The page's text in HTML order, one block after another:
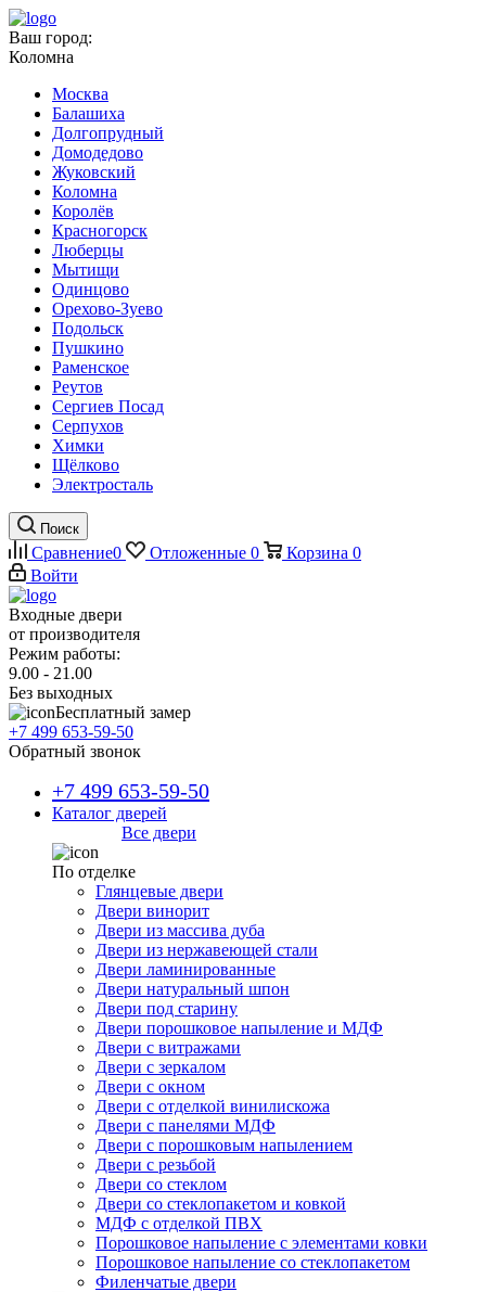
Ваш город:
Коломна
Москва
Балашиха
Долгопрудный
Домодедово
Жуковский
Коломна
Королёв
Красногорск
Люберцы
Мытищи
Одинцово
Орехово-Зуево
Подольск
Пушкино
Раменское
Реутов
Сергиев Посад
Серпухов
Химки
Щёлково
Электросталь
Поиск
Сравнение0 Отложенные 0 Корзина 0
Войти
Входные двери
от производителя
Режим работы:
9.00 - 21.00
Без выходных
Бесплатный замер
+7 499 653-59-50
Обратный звонок
+7 499 653-59-50
Каталог дверей
Все двери
По отделке
Глянцевые двери
Двери винорит
Двери из массива дуба
Двери из нержавеющей стали
Двери ламинированные
Двери натуральный шпон
Двери под старину
Двери порошковое напыление и МДФ
Двери с витражами
Двери с зеркалом
Двери с окном
Двери с отделкой винилискожа
Двери с панелями МДФ
Двери с порошковым напылением
Двери с резьбой
Двери со стеклом
Двери со стеклопакетом и ковкой
МДФ с отделкой ПВХ
Порошковое напыление с элементами ковки
Порошковое напыление со стеклопакетом
Филенчатые двери